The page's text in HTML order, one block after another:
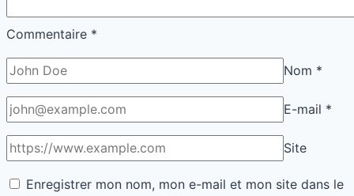
Commentaire *
Nom *
E-mail *
Site
Enregistrer mon nom, mon e-mail et mon site dans le